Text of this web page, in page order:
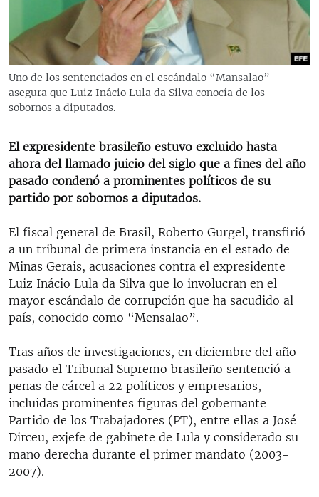
RADIO MARTÍ
ESPECIALES
ESPECIALES
LA REALIDAD DE LA VIVIENDA EN CUBA
SER VIEJO EN CUBA
KENTU-CUBANO
LOS SANTOS DE HIALEAH
DESINFORMACIÓN RUSA EN AMÉRICA LATINA
MULTIMEDIA
EDITORIALES
Uno de los sentenciados en el escándalo “Mansalao”
asegura que Luiz Inácio Lula da Silva conocía de los
sobornos a diputados.
El expresidente brasileño estuvo excluido hasta
ahora del llamado juicio del siglo que a fines del año
pasado condenó a prominentes políticos de su
partido por sobornos a diputados.
El fiscal general de Brasil, Roberto Gurgel, transfirió
a un tribunal de primera instancia en el estado de
Minas Gerais, acusaciones contra el expresidente
Luiz Inácio Lula da Silva que lo involucran en el
mayor escándalo de corrupción que ha sacudido al
país, conocido como “Mensalao”.
Tras años de investigaciones, en diciembre del año
pasado el Tribunal Supremo brasileño sentenció a
penas de cárcel a 22 políticos y empresarios,
incluidas prominentes figuras del gobernante
Partido de los Trabajadores (PT), entre ellas a José
Dirceu, exjefe de gabinete de Lula y considerado su
mano derecha durante el primer mandato (2003-
2007).